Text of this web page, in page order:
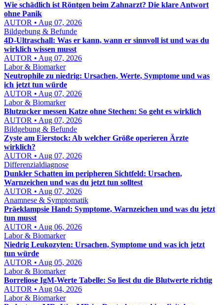
Wie schädlich ist Röntgen beim Zahnarzt? Die klare Antwort
ohne Panik
AUTOR • Aug 07, 2026
Bildgebung & Befunde
4D-Ultraschall: Was er kann, wann er sinnvoll ist und was du
wirklich wissen musst
AUTOR • Aug 07, 2026
Labor & Biomarker
Neutrophile zu niedrig: Ursachen, Werte, Symptome und was
ich jetzt tun würde
AUTOR • Aug 07, 2026
Labor & Biomarker
Blutzucker messen Katze ohne Stechen: So geht es wirklich
AUTOR • Aug 07, 2026
Bildgebung & Befunde
Zyste am Eierstock: Ab welcher Größe operieren Ärzte
wirklich?
AUTOR • Aug 07, 2026
Differenzialdiagnose
Dunkler Schatten im peripheren Sichtfeld: Ursachen,
Warnzeichen und was du jetzt tun solltest
AUTOR • Aug 07, 2026
Anamnese & Symptomatik
Präeklampsie Hand: Symptome, Warnzeichen und was du jetzt
tun musst
AUTOR • Aug 06, 2026
Labor & Biomarker
Niedrig Leukozyten: Ursachen, Symptome und was ich jetzt
tun würde
AUTOR • Aug 05, 2026
Labor & Biomarker
Borreliose IgM-Werte Tabelle: So liest du die Blutwerte richtig
AUTOR • Aug 04, 2026
Labor & Biomarker